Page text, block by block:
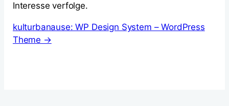
Interesse verfolge.
kulturbanause: WP Design System – WordPress
Theme →